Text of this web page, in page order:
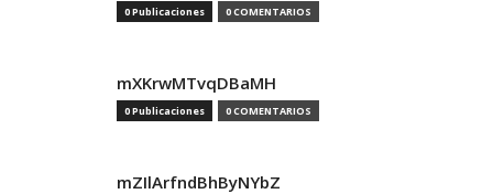
0 Publicaciones 0 COMENTARIOS
mXKrwMTvqDBaMH
0 Publicaciones 0 COMENTARIOS
mZIlArfndBhByNYbZ